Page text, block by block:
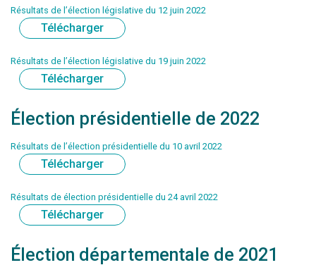
Résultats de l’élection législative du 12 juin 2022
Télécharger
Résultats de l’élection législative du 19 juin 2022
Télécharger
Élection présidentielle de 2022
Résultats de l’élection présidentielle du 10 avril 2022
Télécharger
Résultats de élection présidentielle du 24 avril 2022
Télécharger
Élection départementale de 2021